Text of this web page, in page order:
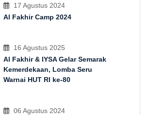
17 Agustus 2024
Al Fakhir Camp 2024
16 Agustus 2025
Al Fakhir & IYSA Gelar Semarak
Kemerdekaan, Lomba Seru
Warnai HUT RI ke-80
06 Agustus 2024